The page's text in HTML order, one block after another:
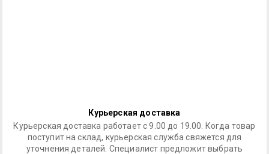
Курьерская доставка
Курьерская доставка работает с 9.00 до 19.00. Когда товар
поступит на склад, курьерская служба свяжется для
уточнения деталей. Специалист предложит выбрать